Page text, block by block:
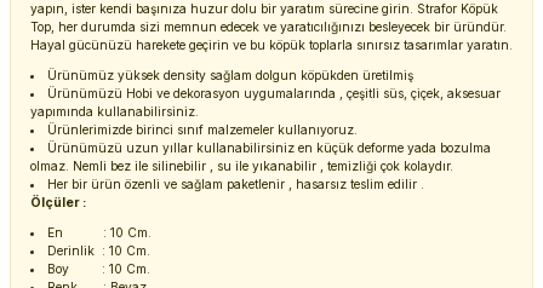
yapın, ister kendi başınıza huzur dolu bir yaratım sürecine girin. Strafor Köpük
Top, her durumda sizi memnun edecek ve yaratıcılığınızı besleyecek bir üründür.
Hayal gücünüzü harekete geçirin ve bu köpük toplarla sınırsız tasarımlar yaratın.
Ürünümüz yüksek density sağlam dolgun köpükden üretilmiş
Ürünümüzü Hobi ve dekorasyon uygumalarında , çeşitli süs, çiçek, aksesuar
yapımında kullanabilirsiniz.
Ürünlerimizde birinci sınıf malzemeler kullanıyoruz.
Ürünümüzü uzun yıllar kullanabilirsiniz en küçük deforme yada bozulma
olmaz. Nemli bez ile silinebilir , su ile yıkanabilir , temizliği çok kolaydır.
Her bir ürün özenli ve sağlam paketlenir , hasarsız teslim edilir .
Ölçüler :
En : 10 Cm.
Derinlik : 10 Cm.
Boy : 10 Cm.